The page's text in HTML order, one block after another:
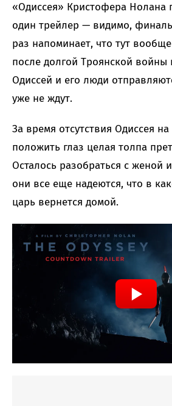
«Одиссея» Кристофера Нолана
один трейлер — видимо,
раз напоминает, что тут
после долгой Троянской войны
Одиссей и его люди
уже не ждут.
За время отсутствия Одиссея
положить глаз целая толпа
Осталось разобраться с женой
они все еще надеются, что в
царь вернется домой.